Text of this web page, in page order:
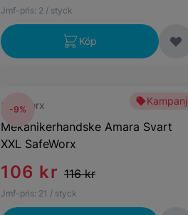
Jmf-pris: 2 / styck
Köp
Kampanj
SafeWorx
Mekanikerhandske Amara Svart
XXL SafeWorx
106 kr 116 kr
Jmf-pris: 21 / styck
-9%